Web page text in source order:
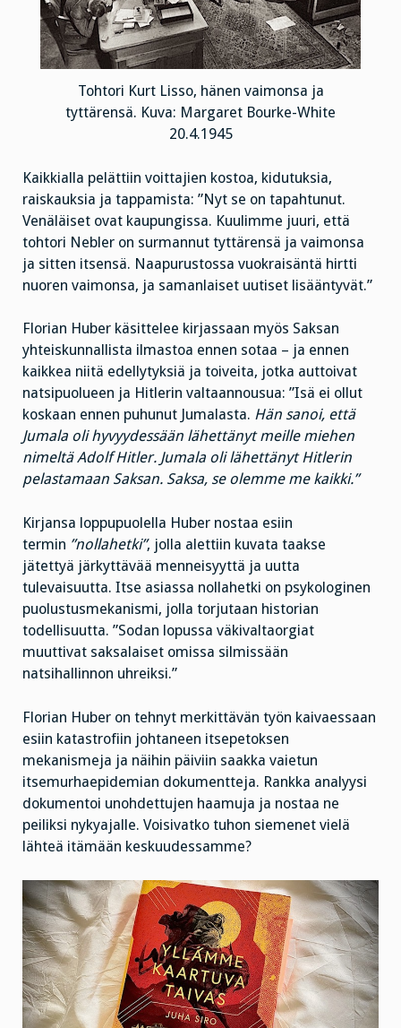
Tohtori Kurt Lisso, hänen vaimonsa ja
tyttärensä. Kuva: Margaret Bourke-White
20.4.1945
Kaikkialla pelättiin voittajien kostoa, kidutuksia,
raiskauksia ja tappamista: ”Nyt se on tapahtunut.
Venäläiset ovat kaupungissa. Kuulimme juuri, että
tohtori Nebler on surmannut tyttärensä ja vaimonsa
ja sitten itsensä. Naapurustossa vuokraisäntä hirtti
nuoren vaimonsa, ja samanlaiset uutiset lisääntyvät.”
Florian Huber käsittelee kirjassaan myös Saksan
yhteiskunnallista ilmastoa ennen sotaa – ja ennen
kaikkea niitä edellytyksiä ja toiveita, jotka auttoivat
natsipuolueen ja Hitlerin valtaannousua: ”Isä ei ollut
koskaan ennen puhunut Jumalasta. Hän sanoi, että
Jumala oli hyvyydessään lähettänyt meille miehen
nimeltä Adolf Hitler. Jumala oli lähettänyt Hitlerin
pelastamaan Saksan. Saksa, se olemme me kaikki.”
Kirjansa loppupuolella Huber nostaa esiin
termin ”nollahetki”, jolla alettiin kuvata taakse
jätettyä järkyttävää menneisyyttä ja uutta
tulevaisuutta. Itse asiassa nollahetki on psykologinen
puolustusmekanismi, jolla torjutaan historian
todellisuutta. ”Sodan lopussa väkivaltaorgiat
muuttivat saksalaiset omissa silmissään
natsihallinnon uhreiksi.”
Florian Huber on tehnyt merkittävän työn kaivaessaan
esiin katastrofiin johtaneen itsepetoksen
mekanismeja ja näihin päiviin saakka vaietun
itsemurhaepidemian dokumentteja. Rankka analyysi
dokumentoi unohdettujen haamuja ja nostaa ne
peiliksi nykyajalle. Voisivatko tuhon siemenet vielä
lähteä itämään keskuudessamme?